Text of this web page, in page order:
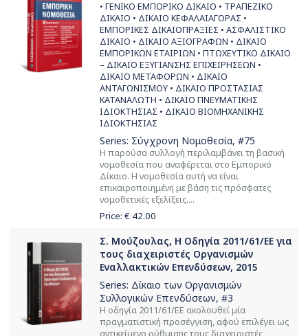
• ΓΕΝΙΚΟ ΕΜΠΟΡΙΚΟ ΔΙΚΑΙΟ • ΤΡΑΠΕΖΙΚΟ
ΔΙΚΑΙΟ • ΔΙΚΑΙΟ ΚΕΦΑΛΑΙΑΓΟΡΑΣ •
ΕΜΠΟΡΙΚΕΣ ΔΙΚΑΙOΠΡΑΞΙΕΣ • ΑΣΦΑΛΙΣΤΙΚΟ
ΔΙΚΑΙΟ • ΔΙΚΑΙΟ ΑΞΙΟΓΡΑΦΩΝ • ΔΙΚΑΙΟ
ΕΜΠΟΡΙΚΩΝ ΕΤΑΙΡΙΩΝ • ΠΤΩΧΕΥΤΙΚΟ ΔΙΚΑΙΟ
– ΔΙΚΑΙΟ ΕΞΥΓΙΑΝΣΗΣ ΕΠΙΧΕΙΡΗΣΕΩΝ •
ΔΙΚΑΙΟ ΜΕΤΑΦΟΡΩΝ • ΔΙΚΑΙΟ
ΑΝΤΑΓΩΝΙΣΜΟΥ • ΔΙΚΑΙΟ ΠΡΟΣΤΑΣΙΑΣ
ΚΑΤΑΝΑΛΩΤΗ • ΔΙΚΑΙΟ ΠΝΕΥΜΑΤΙΚΗΣ
ΙΔΙΟΚΤΗΣΙΑΣ • ΔΙΚΑΙΟ ΒΙΟΜΗΧΑΝΙΚΗΣ
ΙΔΙΟΚΤΗΣΙΑΣ
Series: Σύγχρονη Νομοθεσία, #75
Η παρούσα συλλογή περιλαμβάνει τη βασική
νομοθεσία που αναφέρεται στο Εμπορικό
Δίκαιο. Η νομοθεσία αυτή να είναι
επικαιροποιημένη με βάση τις πρόσφατες
νομοθετικές εξελίξεις....
Price: € 42.00
Σ. Μούζουλας, Η Οδηγία 2011/61/ΕΕ για
τους διαχειριστές Οργανισμών
Εναλλακτικών Επενδύσεων, 2015
Series: Δίκαιο των Οργανισμών
Συλλογικών Επενδύσεων, #3
Η οδηγία 2011/61/ΕΕ ακολουθεί μία
πραγματιστική προσέγγιση, αφού επιλέγει ως